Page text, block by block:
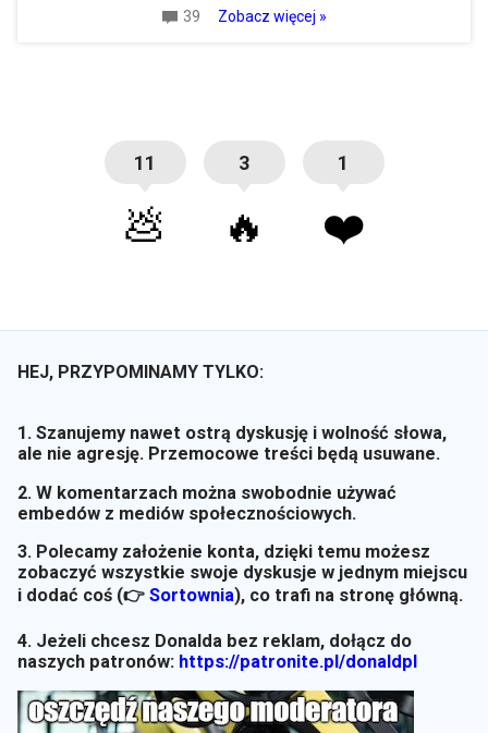
39 Zobacz więcej »
11
💩
3
🔥
1
❤️
HEJ, PRZYPOMINAMY TYLKO:
1. Szanujemy nawet ostrą dyskusję i wolność słowa,
ale nie agresję. Przemocowe treści będą usuwane.
2. W komentarzach można swobodnie używać
embedów z mediów społecznościowych.
3. Polecamy założenie konta, dzięki temu możesz
zobaczyć wszystkie swoje dyskusje w jednym miejscu
i dodać coś (👉 Sortownia), co trafi na stronę główną.
4. Jeżeli chcesz Donalda bez reklam, dołącz do
naszych patronów: https://patronite.pl/donaldpl